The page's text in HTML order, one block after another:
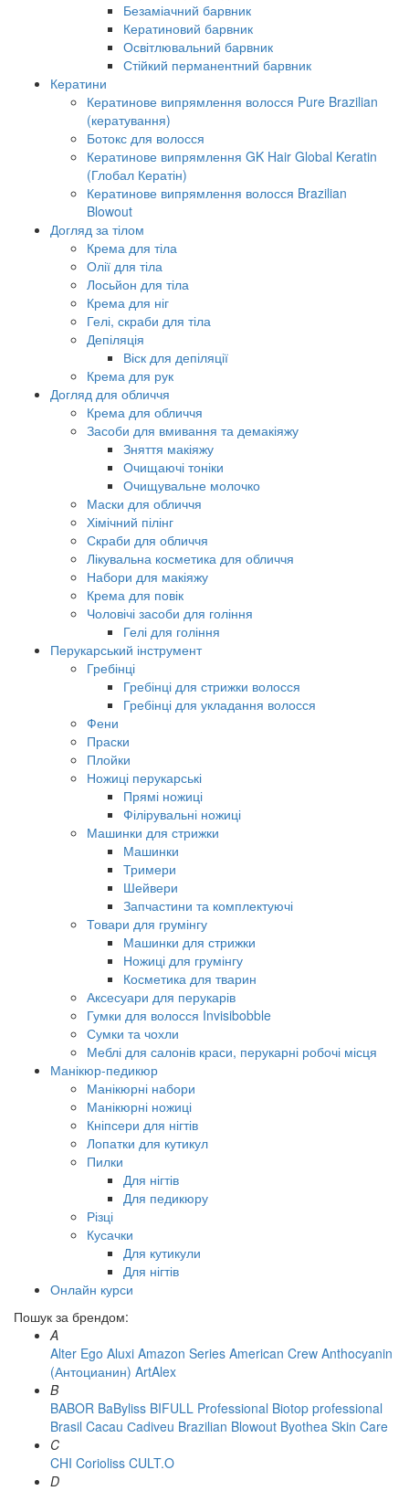
Безаміачний барвник
Кератиновий барвник
Освітлювальний барвник
Стійкий перманентний барвник
Кератини
Кератинове випрямлення волосся Pure Brazilian
(кератування)
Ботокс для волосся
Кератинове випрямлення GK Hair Global Keratin
(Глобал Кератін)
Кератинове випрямлення волосся Brazilian
Blowout
Догляд за тілом
Крема для тіла
Олії для тіла
Лосьйон для тіла
Крема для ніг
Гелі, скраби для тіла
Депіляція
Віск для депіляції
Крема для рук
Догляд для обличчя
Крема для обличчя
Засоби для вмивання та демакіяжу
Зняття макіяжу
Очищаючі тоніки
Очищувальне молочко
Маски для обличчя
Хімічний пілінг
Скраби для обличчя
Лікувальна косметика для обличчя
Набори для макіяжу
Крема для повік
Чоловічі засоби для гоління
Гелі для гоління
Перукарський інструмент
Гребінці
Гребінці для стрижки волосся
Гребінці для укладання волосся
Фени
Праски
Плойки
Ножиці перукарські
Прямі ножиці
Філірувальні ножиці
Машинки для стрижки
Машинки
Тримери
Шейвери
Запчастини та комплектуючі
Товари для грумінгу
Машинки для стрижки
Ножиці для грумінгу
Косметика для тварин
Аксесуари для перукарів
Гумки для волосся Invisibobble
Сумки та чохли
Меблі для салонів краси, перукарні робочі місця
Манікюр-педикюр
Манікюрні набори
Манікюрні ножиці
Кніпсери для нігтів
Лопатки для кутикул
Пилки
Для нігтів
Для педикюру
Різці
Кусачки
Для кутикули
Для нігтів
Онлайн курси
Пошук за брендом:
A
Alter Ego Aluxi Amazon Series American Crew Anthocyanin
(Антоцианин) ArtAlex
B
BABOR BaByliss BIFULL Professional Biotop professional
Brasil Cacau Сadiveu Brazilian Blowout Byothea Skin Care
C
CHI Corioliss CULT.O
D